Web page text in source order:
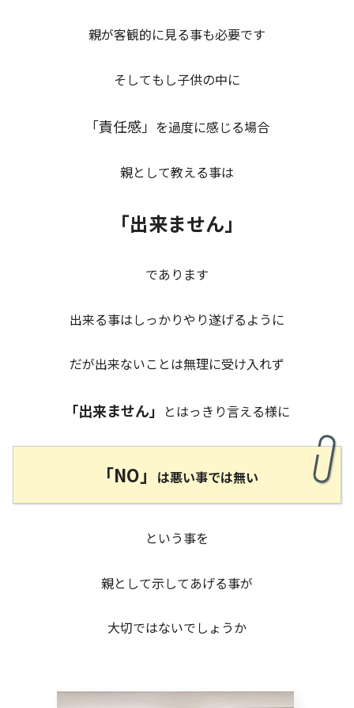
親が客観的に見る事も必要です
そしてもし子供の中に
「責任感」 を過度に感じる場合
親として教える事は
「出来ません」
であります
出来る事はしっかりやり遂げるように
だが出来ないことは無理に受け入れず
「出来ません」 とはっきり言える様に
「NO」 は悪い事では無い
という事を
親として示してあげる事が
大切ではないでしょうか